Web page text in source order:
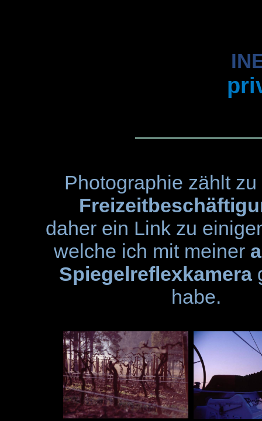
Photographie zählt
daher ein Link zu
welche ich mit meiner
Spiegelreflexkamera
habe.